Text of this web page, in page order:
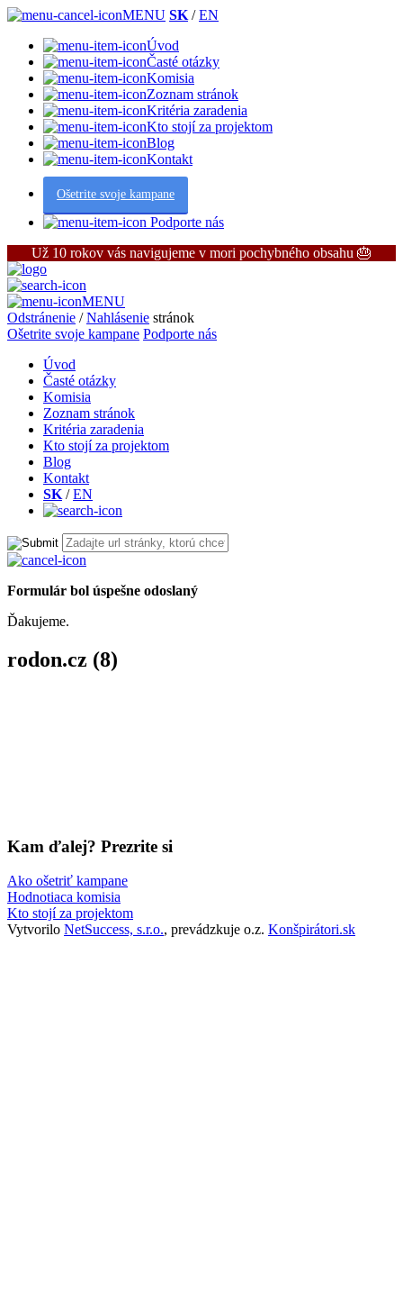
MENU SK /EN
Úvod
Časté otázky
Komisia
Zoznam stránok
Kritéria zaradenia
Kto stojí za projektom
Blog
Kontakt
Ošetrite svoje kampane
Podporte nás
Už 10 rokov vás navigujeme v mori pochybného obsahu 🎂
MENU
Odstránenie /Nahlásenie stránok
Ošetrite svoje kampane Podporte nás
Úvod
Časté otázky
Komisia
Zoznam stránok
Kritéria zaradenia
Kto stojí za projektom
Blog
Kontakt
SK /EN
Formulár bol úspešne odoslaný
Ďakujeme.
rodon.cz (8)
Kam ďalej? Prezrite si
Ako ošetriť kampane
Hodnotiaca komisia
Kto stojí za projektom
Vytvorilo NetSuccess, s.r.o., prevádzkuje o.z. Konšpirátori.sk